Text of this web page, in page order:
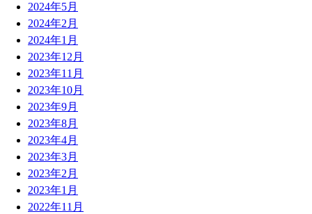
2024年5月
2024年2月
2024年1月
2023年12月
2023年11月
2023年10月
2023年9月
2023年8月
2023年4月
2023年3月
2023年2月
2023年1月
2022年11月